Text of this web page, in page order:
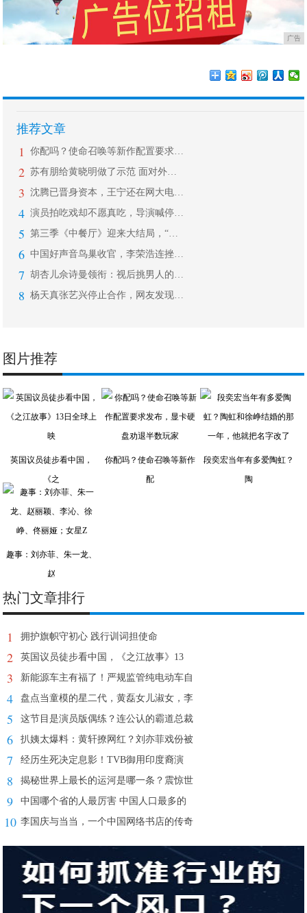
广告
推荐文章
1 你配吗？使命召唤等新作配置要求发布，
2 苏有朋给黄晓明做了示范 面对外国人不
3 沈腾已晋身资本，王宁还在网大电影中挣
4 演员拍吃戏却不愿真吃，导演喊停求吃两
5 第三季《中餐厅》迎来大结局，“明言明
6 中国好声音鸟巢收官，李荣浩连挫那英战
7 胡杏儿佘诗曼领衔：视后挑男人的眼光真
8 杨天真张艺兴停止合作，网友发现微博亮
图片推荐
英国议员徒步看中国，
《之
你配吗？使命召唤等新作
配
段奕宏当年有多爱陶虹？
陶
趣事：刘亦菲、朱一龙、
赵
热门文章排行
1 拥护旗帜守初心 践行训词担使命
2 英国议员徒步看中国，《之江故事》13
3 新能源车主有福了！严规监管纯电动车自
4 盘点当童模的星二代，黄磊女儿淑女，李
5 这节目是演员版偶练？连公认的霸道总裁
6 扒姨太爆料：黄轩撩网红？刘亦菲戏份被
7 经历生死决定息影！TVB御用印度裔演
8 揭秘世界上最长的运河是哪一条？震惊世
9 中国哪个省的人最厉害 中国人口最多的
10 李国庆与当当，一个中国网络书店的传奇